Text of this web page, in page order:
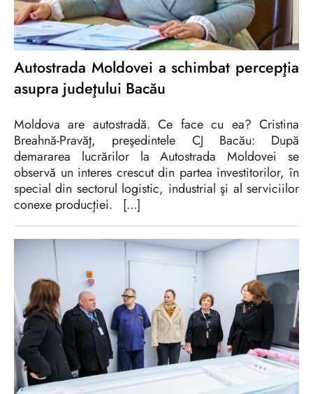
Autostrada Moldovei a schimbat percepţia
asupra judeţului Bacău
Moldova are autostradă. Ce face cu ea? Cristina
Breahnă-Pravăţ, preşedintele CJ Bacău: După
demararea lucrărilor la Autostrada Moldovei se
observă un interes crescut din partea investitorilor, în
special din sectorul logistic, industrial şi al serviciilor
conexe producţiei.
[...]